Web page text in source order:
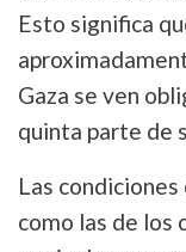
Esto significa
Gaza se ven
quinta parte de
Las condiciones
como las de los